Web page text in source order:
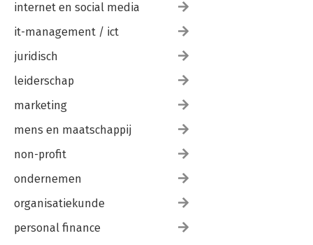
internet en social media
it-management / ict
juridisch
leiderschap
marketing
mens en maatschappij
non-profit
ondernemen
organisatiekunde
personal finance